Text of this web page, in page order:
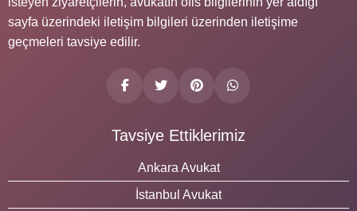
sayfa üzerindeki iletişim bilgileri üzerinden iletişime
geçmeleri tavsiye edilir.
Tavsiye Ettiklerimiz
Ankara Avukat
İstanbul Avukat